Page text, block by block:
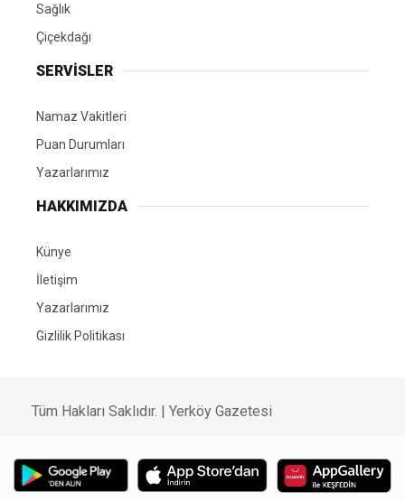
Sağlık
Çiçekdağı
SERVİSLER
Namaz Vakitleri
Puan Durumları
Yazarlarımız
HAKKIMIZDA
Künye
İletişim
Yazarlarımız
Gizlilik Politikası
Tüm Hakları Saklıdır. | Yerköy Gazetesi